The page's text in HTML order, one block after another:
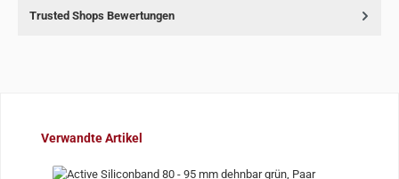
Trusted Shops Bewertungen
Produktgalerie überspringen
Verwandte Artikel